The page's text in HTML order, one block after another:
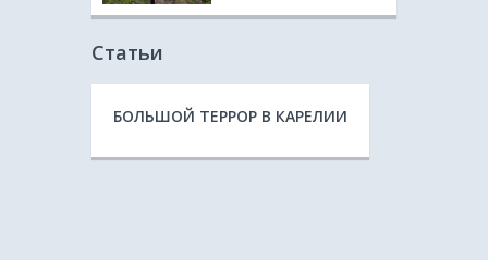
П
Статьи
БОЛЬШОЙ ТЕРРОР В КАРЕЛИИ